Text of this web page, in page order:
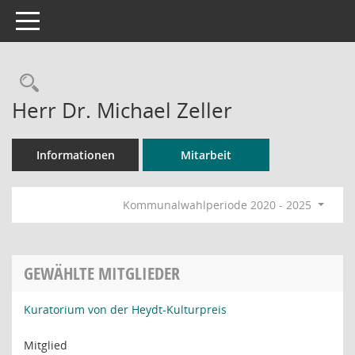
Toggle navigation
Rechercheauswahl
Herr Dr. Michael Zeller
Informationen Mitarbeit
Kommunalwahlperiode 2020 - 2025
GEWÄHLTE MITGLIEDER
Kuratorium von der Heydt-Kulturpreis
Mitglied